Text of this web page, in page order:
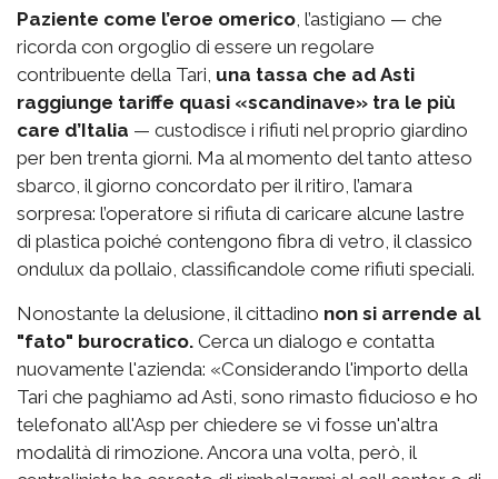
Paziente come l’eroe omerico , l’astigiano — che
ricorda con orgoglio di essere un regolare
contribuente della Tari, una tassa che ad Asti
raggiunge tariffe quasi «scandinave» tra le più
care d’Italia — custodisce i rifiuti nel proprio giardino
per ben trenta giorni. Ma al momento del tanto atteso
sbarco, il giorno concordato per il ritiro, l’amara
sorpresa: l’operatore si rifiuta di caricare alcune lastre
di plastica poiché contengono fibra di vetro, il classico
ondulux da pollaio, classificandole come rifiuti speciali.
Nonostante la delusione, il cittadino non si arrende al
"fato" burocratico. Cerca un dialogo e contatta
nuovamente l'azienda: «Considerando l'importo della
Tari che paghiamo ad Asti, sono rimasto fiducioso e ho
telefonato all'Asp per chiedere se vi fosse un'altra
modalità di rimozione. Ancora una volta, però, il